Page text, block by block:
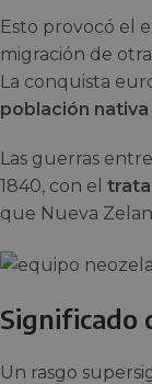
Esto provocó el
migración de
La conquista
población nativa
Las guerras
1840, con el
que Nueva
Significado
Un rasgo